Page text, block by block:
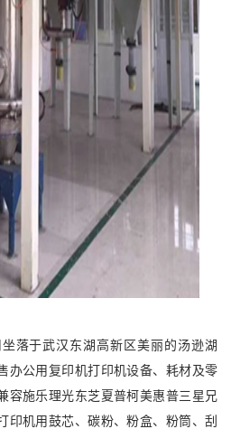
落于武汉东湖高新区美丽的汤逊湖
办公用复印机打印机设备、耗材及零
容施乐理光东芝夏普柯美惠普三星兄
印机用鼓芯、碳粉、粉盒、粉筒、刮